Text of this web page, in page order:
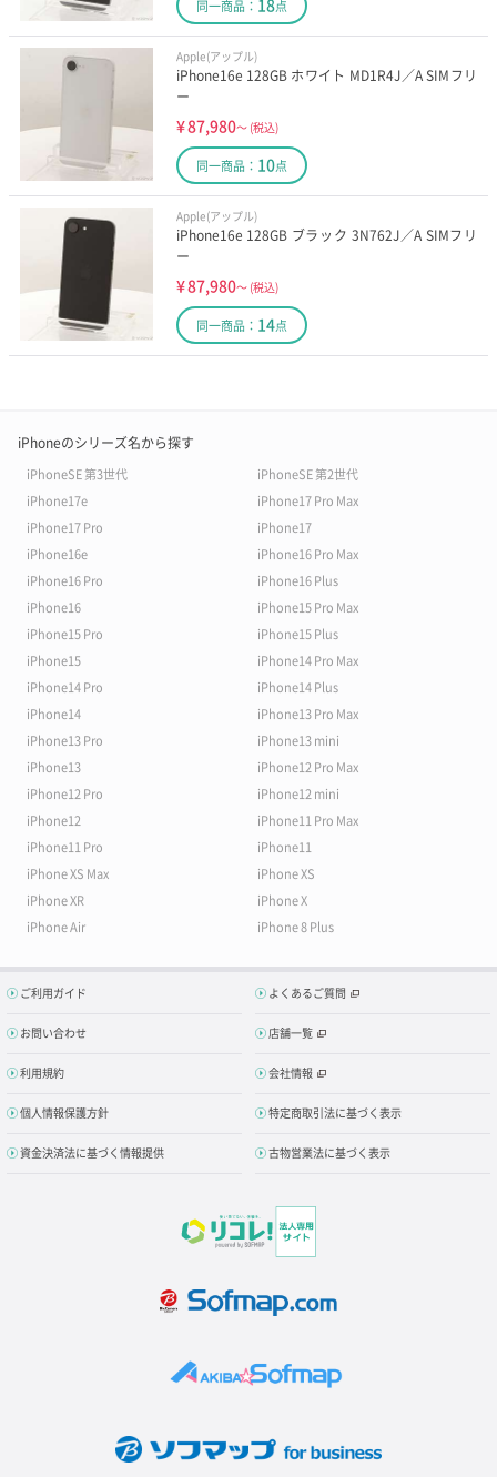
同一商品： 18点
Apple(アップル)
iPhone16e 128GB ホワイト MD1R4J／A SIMフリ
ー
¥87,980～ (税込)
同一商品： 10点
Apple(アップル)
iPhone16e 128GB ブラック 3N762J／A SIMフリ
ー
¥87,980～ (税込)
同一商品： 14点
iPhoneのシリーズ名から探す
iPhoneSE 第3世代
iPhoneSE 第2世代
iPhone17e
iPhone17 Pro Max
iPhone17 Pro
iPhone17
iPhone16e
iPhone16 Pro Max
iPhone16 Pro
iPhone16 Plus
iPhone16
iPhone15 Pro Max
iPhone15 Pro
iPhone15 Plus
iPhone15
iPhone14 Pro Max
iPhone14 Pro
iPhone14 Plus
iPhone14
iPhone13 Pro Max
iPhone13 Pro
iPhone13 mini
iPhone13
iPhone12 Pro Max
iPhone12 Pro
iPhone12 mini
iPhone12
iPhone11 Pro Max
iPhone11 Pro
iPhone11
iPhone XS Max
iPhone XS
iPhone XR
iPhone X
iPhone Air
iPhone 8 Plus
ご利用ガイド よくあるご質問
お問い合わせ 店舗一覧
利用規約 会社情報
個人情報保護方針 特定商取引法に基づく表示
資金決済法に基づく情報提供 古物営業法に基づく表示